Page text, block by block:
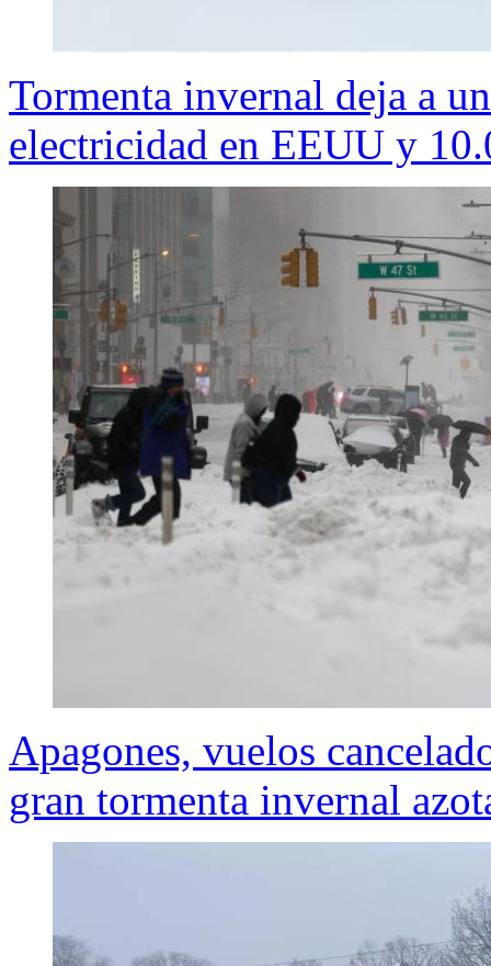
Tormenta invernal deja a
electricidad en EEUU y
Apagones, vuelos
gran tormenta invernal